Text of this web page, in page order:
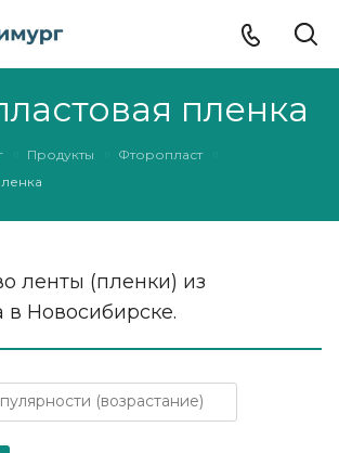
пленка
Продукты
Фторопласт
ленты (пленки) из
в Новосибирске.